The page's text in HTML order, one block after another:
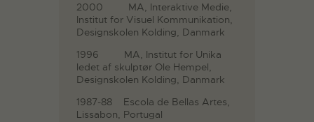
2000 MA, Interaktive Medie,
Institut for Visuel Kommunikation,
Designskolen Kolding, Danmark
1996 MA, Institut for Unika
ledet af skulptør Ole Hempel,
Designskolen Kolding, Danmark
1987-88 Escola de Bellas Artes,
Lissabon, Portugal